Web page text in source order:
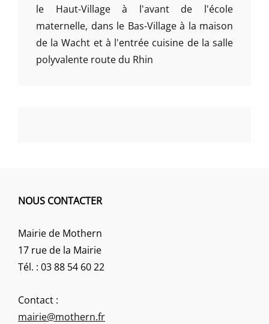
le Haut-Village à l'avant de l'école
maternelle, dans le Bas-Village à la maison
de la Wacht et à l'entrée cuisine de la salle
polyvalente route du Rhin
NOUS CONTACTER
Mairie de Mothern
17 rue de la Mairie
Tél. : 03 88 54 60 22
Contact :
mairie@mothern.fr